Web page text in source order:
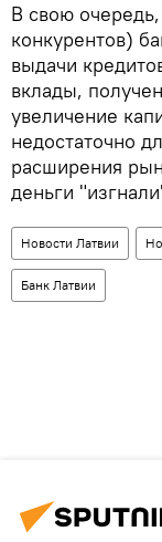
В свою
конкурентов)
выдачи
вклады,
увеличение
недостаточно
расширения
деньги
Новости Латвии
Банк Латвии